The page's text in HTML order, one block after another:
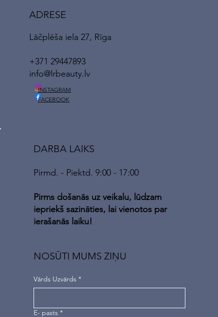
ADRESE
Lāčplēša iela 27, Rīga
+371 29447893
info@lrbeauty.lv
INSTAGRAM
FACEBOOK
DARBA LAIKS
Pirmd. - Piektd. 9:00 - 17:00
Pirms došanās uz veikalu, lūdzam
iepriekš sazināties, lai vienotos par
ierašanās laiku!
NOSŪTI MUMS ZIŅU
Vārds Uzvārds *
E- pasts *